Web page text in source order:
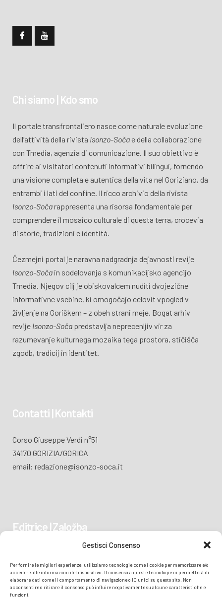
Gestisci Consenso
Per fornire le migliori esperienze, utilizziamo tecnologie come i cookie per memorizzare e/o
accedere alle informazioni del dispositivo. Il consenso a queste tecnologie ci permetterà di
elaborare dati come il comportamento di navigazione o ID unici su questo sito. Non
acconsentire o ritirare il consenso può influire negativamente su alcune caratteristiche e
funzioni.
Chi siamo | Kdo smo
Il portale transfrontaliero nasce come naturale evoluzione
dell’attività della rivista Isonzo-Sočae della collaborazione
con Tmedia, agenzia di comunicazione. Il suo obiettivo è
offrire ai visitatori contenuti informativi bilingui, fornendo
una visione completa e autentica della vita nel Goriziano, da
entrambi i lati del confine. Il ricco archivio della rivista
Isonzo-Sočarappresenta una risorsa fondamentale per
comprendere il mosaico culturale di questa terra, crocevia
di storie, tradizioni e identità.
Čezmejni portal je naravna nadgradnja dejavnosti revije
Isonzo-Soča in sodelovanja s komunikacijsko agencijo
Tmedia. Njegov cilj je obiskovalcem nuditi dvojezične
informativne vsebine, ki omogočajo celovit vpogled v
življenje na Goriškem – z obeh strani meje. Bogat arhiv
revije Isonzo-Soča predstavlja neprecenljiv vir za
razumevanje kulturnega mozaika tega prostora, stičišča
zgodb, tradicij in identitet.
Contatti | Kontakti
Corso Giuseppe Verdi n°51
34170 GORIZIA/GORICA
email: redazione@isonzo-soca.it
Editrice | Založba
34170 GORIZIA/GORICA